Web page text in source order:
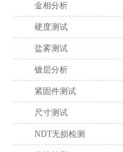
金相分析
硬度测试
盐雾测试
镀层分析
紧固件测试
尺寸测试
NDT无损检测